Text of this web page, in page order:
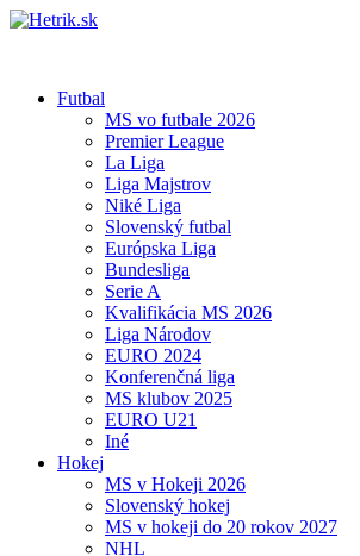
Futbal
MS vo futbale 2026
Premier League
La Liga
Liga Majstrov
Niké Liga
Slovenský futbal
Európska Liga
Bundesliga
Serie A
Kvalifikácia MS 2026
Liga Národov
EURO 2024
Konferenčná liga
MS klubov 2025
EURO U21
Iné
Hokej
MS v Hokeji 2026
Slovenský hokej
MS v hokeji do 20 rokov 2027
NHL